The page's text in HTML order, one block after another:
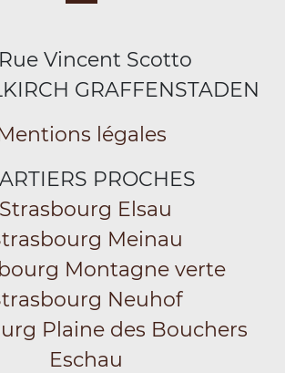
Vincent Scotto
GRAFFENSTADEN
légales
PROCHES
Strasbourg Elsau
Meinau
Montagne verte
Neuhof
Plaine des Bouchers
Eschau